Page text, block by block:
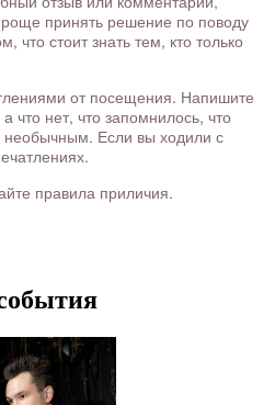
принять решение по поводу
что стоит знать тем, кто только
от посещения. Напишите
что нет, что запомнилось, что
необычным. Если вы ходили с
правила приличия.